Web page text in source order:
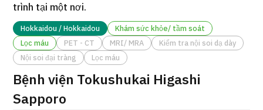
Gói dịch vụ ý kiến y tế thứ hai cho bệnh nhân quốc tế（Bệnh
viện Đa khoa Shonan Kamakura）
治療 治療
2026.01.12
trình tại một nơi.
Hokkaidou / Hokkaidou
Khám sức khỏe/ tầm soát
Lọc máu
PET - CT MRI/ MRA
Kiểm tra nội soi dạ dày
Nội soi đại tràng
Lọc máu
Bệnh viện Tokushukai Higashi
Sapporo